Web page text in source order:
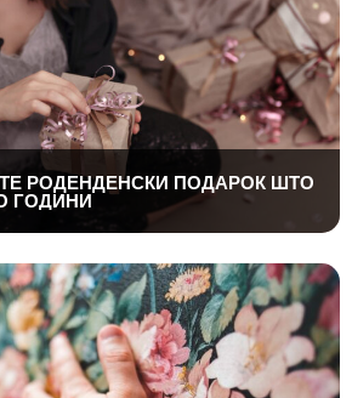
РОДЕНДЕНСКИ ПОДАРОК ШТО
ГОДИНИ